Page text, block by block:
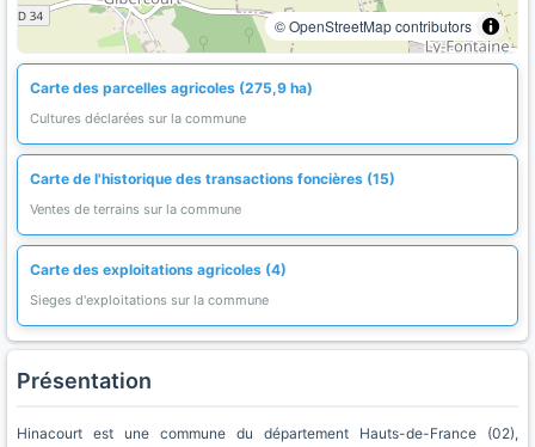
© OpenStreetMap contributors
Carte des parcelles agricoles (275,9 ha)
Cultures déclarées sur la commune
Carte de l'historique des transactions foncières (15)
Ventes de terrains sur la commune
Carte des exploitations agricoles (4)
Sieges d'exploitations sur la commune
Présentation
Hinacourt est une commune du département Hauts-de-France (02),